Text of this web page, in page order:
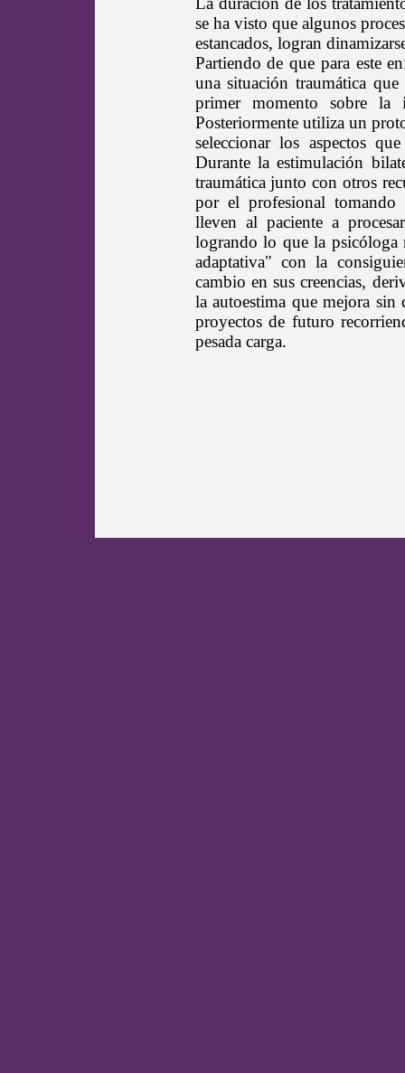
se ha visto que algunos
estancados, logran
Partiendo de que para este
una situación traumática
primer momento sobre la
Posteriormente utiliza un
seleccionar los aspectos
Durante la estimulación
traumática junto con otros
por el profesional tomando
lleven al paciente a
logrando lo que la psicóloga
adaptativa" con la
cambio en sus creencias,
la autoestima que mejora
proyectos de futuro
pesada carga.